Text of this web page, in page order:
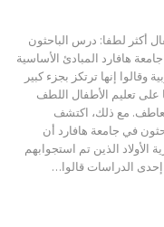
أكثر لطفا: درس الباحثون
هافارد المبادئ الأساسية
وقالوا إنها ترتكز بجزء كبير
على تعليم الأطفال اللطف
مع ذلك، اكتشف
في جامعة هافارد أن
الأولاد الذين تم استجوابهم
الدراسات قالوا…